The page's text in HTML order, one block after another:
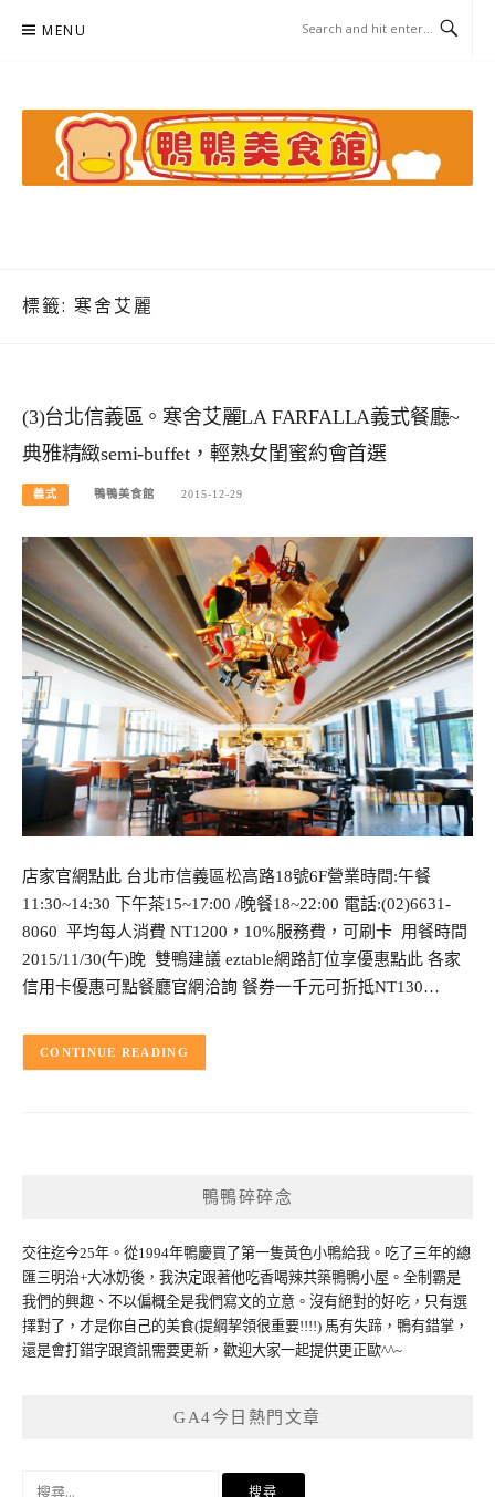
MENU
標籤: 寒舍艾麗
(3)台北信義區。寒舍艾麗LA FARFALLA義式餐廳~
典雅精緻semi-buffet，輕熟女閨蜜約會首選
義式 鴨鴨美食館 2015-12-29
店家官網點此 台北市信義區松高路18號6F營業時間:午餐
11:30~14:30 下午茶15~17:00 /晚餐18~22:00 電話:(02)6631-
8060 平均每人消費 NT1200，10%服務費，可刷卡 用餐時間
2015/11/30(午)晚 雙鴨建議 eztable網路訂位享優惠點此 各家
信用卡優惠可點餐廳官網洽詢 餐券一千元可折抵NT130…
CONTINUE READING
鴨鴨碎碎念
交往迄今25年。從1994年鴨慶買了第一隻黃色小鴨給我。吃了三年的總
匯三明治+大冰奶後，我決定跟著他吃香喝辣共築鴨鴨小屋。全制霸是
我們的興趣、不以偏概全是我們寫文的立意。沒有絕對的好吃，只有選
擇對了，才是你自己的美食(提綱挈領很重要!!!!) 馬有失蹄，鴨有錯掌，
還是會打錯字跟資訊需要更新，歡迎大家一起提供更正歐^^~
GA4今日熱門文章